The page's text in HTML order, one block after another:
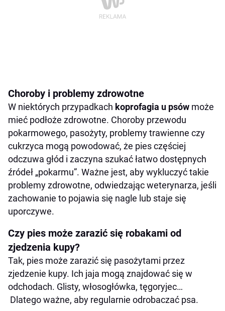
Choroby i problemy zdrowotne
W niektórych przypadkach koprofagia u psów może
mieć podłoże zdrowotne. Choroby przewodu
pokarmowego, pasożyty, problemy trawienne czy
cukrzyca mogą powodować, że pies częściej
odczuwa głód i zaczyna szukać łatwo dostępnych
źródeł „pokarmu”. Ważne jest, aby wykluczyć takie
problemy zdrowotne, odwiedzając weterynarza, jeśli
zachowanie to pojawia się nagle lub staje się
uporczywe.
Czy pies może zarazić się robakami od
zjedzenia kupy?
Tak, pies może zarazić się pasożytami przez
zjedzenie kupy. Ich jaja mogą znajdować się w
odchodach. Glisty, włosogłówka, tęgoryjec…
Dlatego ważne, aby regularnie odrobaczać psa.